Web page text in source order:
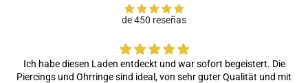
de 450 reseñas
Ich habe diesen Laden entdeckt und war sofort begeistert. Die
Piercings und Ohrringe sind ideal, von sehr guter Qualität und mit